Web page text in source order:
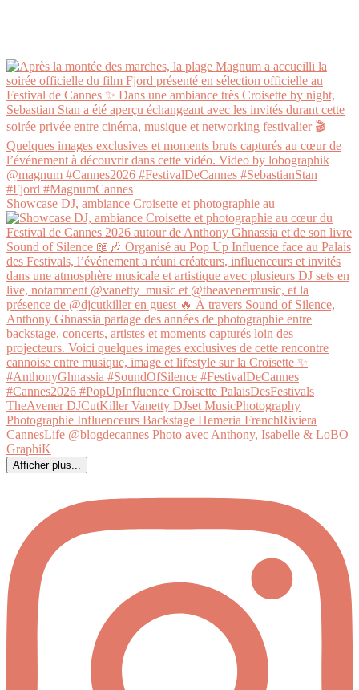
Showcase DJ, ambiance Croisette et photographie au
Afficher plus...